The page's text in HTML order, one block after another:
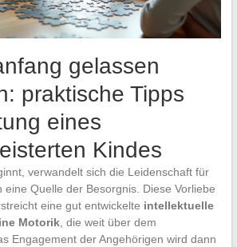
gelassen
praktische Tipps
eines
Kindes
verwandelt sich die Leidenschaft für
eine Quelle der Besorgnis. Diese Vorliebe
eine gut entwickelte intellektuelle
Motorik, die weit über dem
Engagement der Angehörigen wird dann